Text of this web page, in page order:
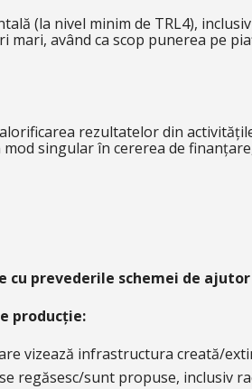
(la nivel minim de TRL4),
având ca scop punerea pe
rezultatelor din
singular în cererea de
prevederile schemei de
producție:
vizează infrastructura creată/
regăsesc/sunt propuse, inclusiv